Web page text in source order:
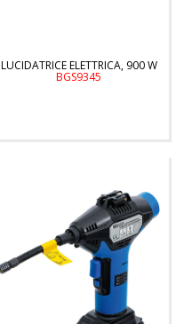
LUCIDATRICE ELETTRICA, 900 W
BGS9345